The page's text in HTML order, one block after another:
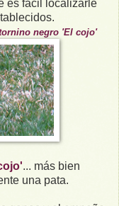
es fácil localizarle
negro 'El cojo'
... más bien
una pata.